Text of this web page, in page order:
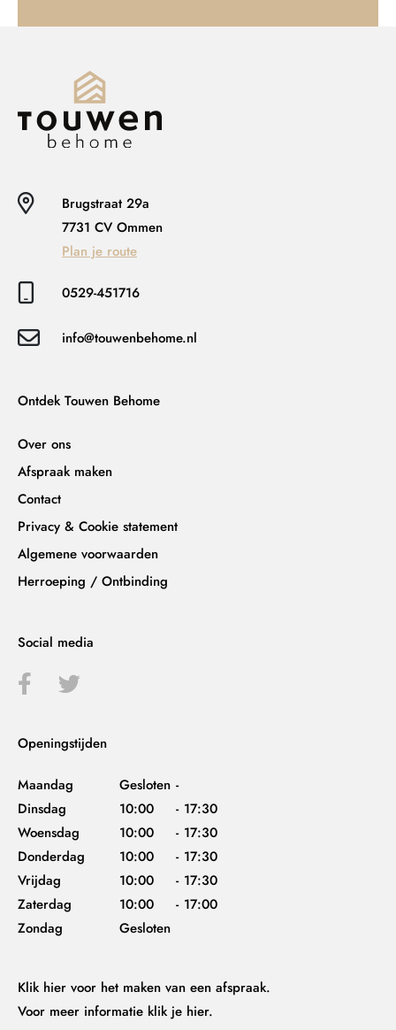
Brugstraat 29a
7731 CV Ommen
Plan je route
0529-451716
info@touwenbehome.nl
Ontdek Touwen Behome
Over ons
Afspraak maken
Contact
Privacy & Cookie statement
Algemene voorwaarden
Herroeping / Ontbinding
Social media
Openingstijden
Maandag Gesloten -
Dinsdag
10:00 - 17:30
Woensdag
10:00 - 17:30
Donderdag
10:00 - 17:30
Vrijdag
10:00 - 17:30
Zaterdag
10:00 - 17:00
Zondag
Gesloten
Klik hier voor het maken van een afspraak.
Voor meer informatie klik je hier.